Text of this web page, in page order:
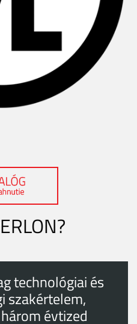
technológiai és
szakértelem,
évtized